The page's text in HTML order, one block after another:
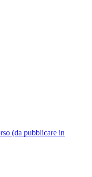
(da pubblicare in